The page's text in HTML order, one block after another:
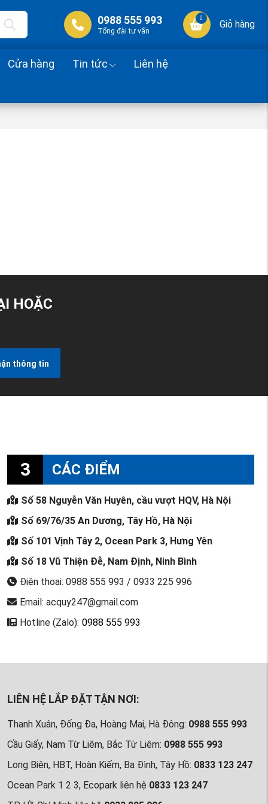
0988 555 993
Tổng đài tư vấn
0
Giỏ hàng
Cửa hàng Tin tức Liên hệ
HOẶC
thông tin
3 CÁC ĐIỂM
Số 58 Nguyễn Văn Huyên, cầu vượt HQV, Hà Nội
Số 69/76/35 An Dương, Tây Hồ, Hà Nội
Số 101 Vịnh Tây 2, Ocean Park 3, Hưng Yên
Số 18 Vũ Thiện Đễ, Nam Định, Ninh Bình
Điện thoại: 0988 555 993 / 0933 225 996
Email: acquy247@gmail.com
Hotline (Zalo): 0988 555 993
LIÊN HỆ LẮP ĐẶT TẬN NƠI:
Thanh Xuân, Đống Đa, Hoàng Mai, Hà Đông: 0988 555 993
Cầu Giấy, Nam Từ Liêm, Bắc Từ Liêm: 0988 555 993
Long Biên, HBT, Hoàn Kiếm, Ba Đình, Tây Hồ: 0833 123 247
Ocean Park 1 2 3, Ecopark liên hệ 0833 123 247